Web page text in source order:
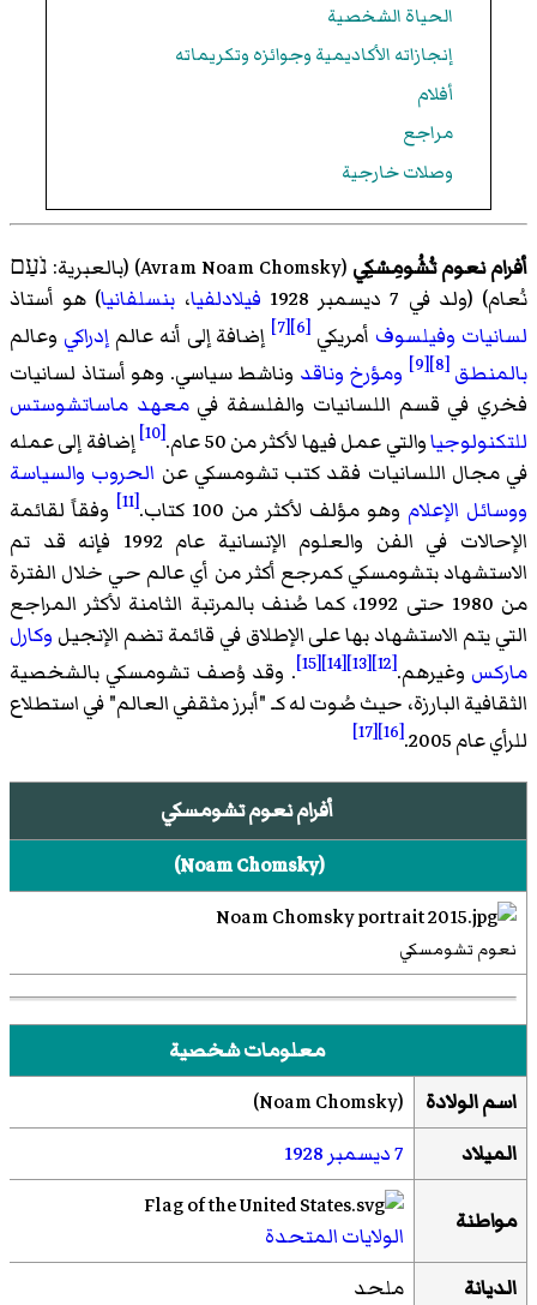
الحياة الشخصية
إنجازاته الأكاديمية وجوائزه وتكريماته
أفلام
مراجع
وصلات خارجية
أفرام نعوم تُشُومِسْكِي
(Avram Noam Chomsky) (بالعبرية: נֹעַם
نُعام) (ولد في 7 ديسمبر 1928
فيلادلفيا، بنسلفانيا) هو أستاذ
لسانيات وفيلسوف أمريكي [6]
[7] إضافة إلى أنه عالمإدراكي وعالم
بالمنطق [8]
[9] ومؤرخ وناقد وناشط سياسي. وهو أستاذ لسانيات
فخري في قسم اللسانيات والفلسفة فيمعهد ماساتشوستس
للتكنولوجياوالتي عمل فيها لأكثر من 50 عام. [10]
إضافة إلى عمله
في مجال اللسانيات فقد كتب تشومسكي عن الحروب والسياسة
ووسائل الإعلام وهو مؤلف لأكثر من 100 كتاب. [11]
وفقاً لقائمة
الإحالات في الفن والعلوم الإنسانية عام 1992 فإنه قد تم
الاستشهاد بتشومسكي كمرجع أكثر من أي عالم حي خلال الفترة
من 1980 حتى 1992، كما صُنف بالمرتبة الثامنة لأكثر المراجع
التي يتم الاستشهاد بها على الإطلاق في قائمة تضم الإنجيل وكارل
ماركس وغيرهم.[12]
[13]
[14]
[15]
. وقد وُصف تشومسكي بالشخصية
الثقافية البارزة، حيث صُوت له كـ "أبرز مثقفي العالم" في استطلاع
للرأي عام 2005.
[16]
[17]
أفرام نعوم تشومسكي
(
Noam Chomsky
)‏
نعوم تشومسكي
معلومات شخصية
اسم الولادة
(
Noam Chomsky
)‏
الميلاد
7 ديسمبر 1928
مواطنة
الولايات المتحدة
الديانة
ملحد